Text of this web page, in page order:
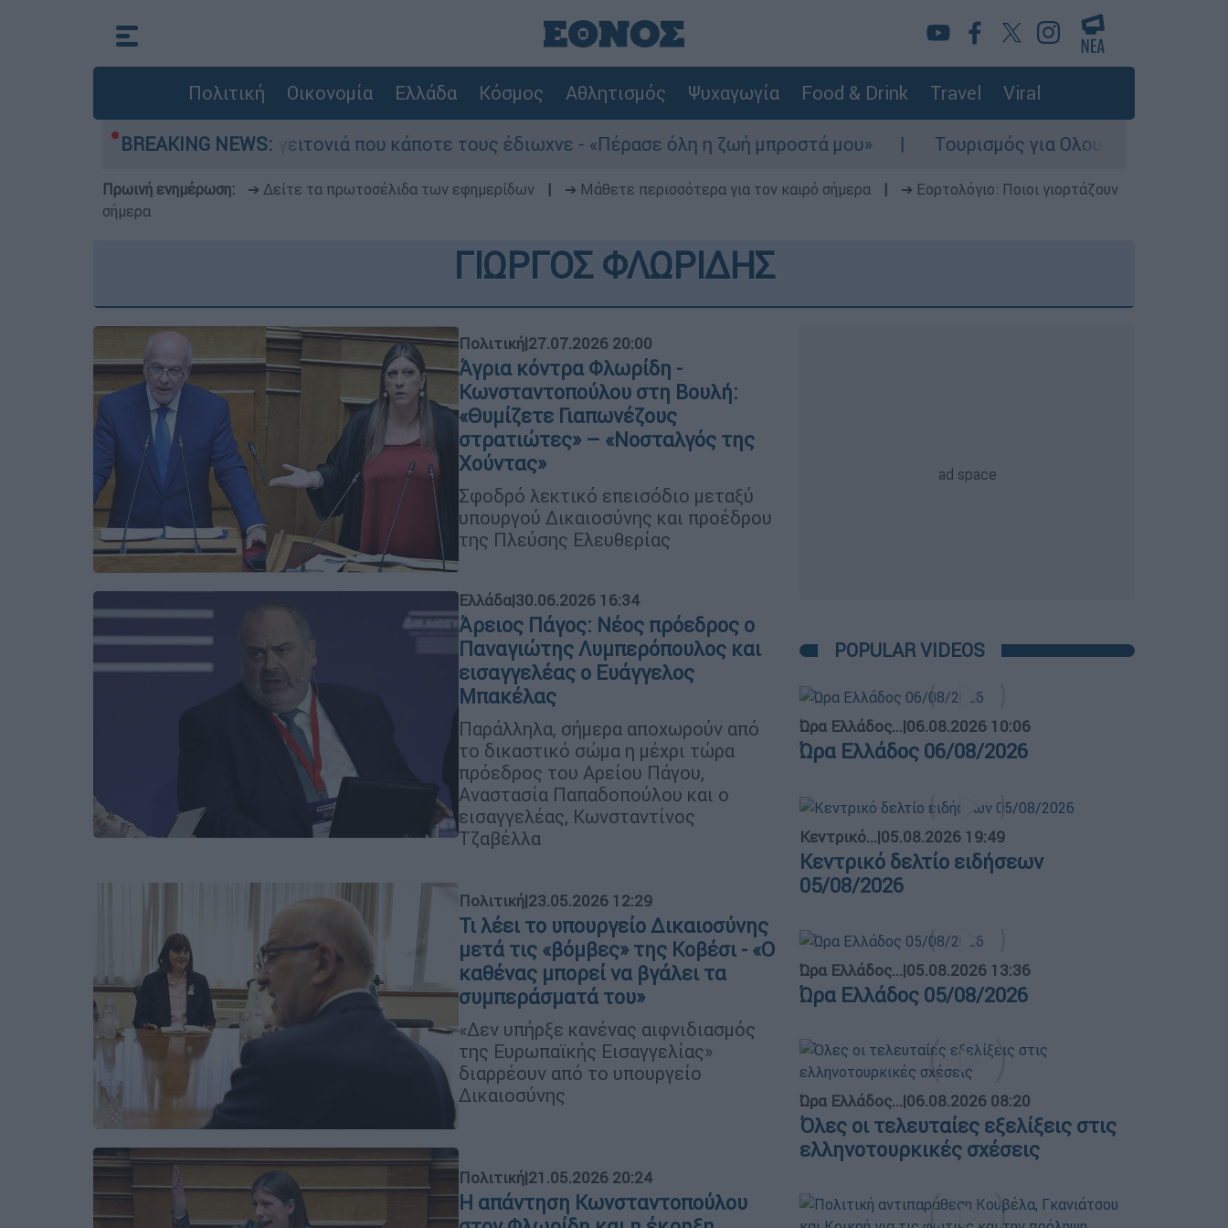
Πολιτική Οικονομία Ελλάδα Κόσμος Αθλητισμός Ψυχαγωγία Food & Drink Travel Viral
BREAKING NEWS:
φωτιά τη γειτονιά που κάποτε τους έδιωχνε - «Πέρασε όλη η ζωή μπροστά μου» Τουρισμός για Ολους 2026-2027: Τα SOS για να
Πρωινή ενημέρωση: ➔ Δείτε τα πρωτοσέλιδα των εφημερίδων ➔ Μάθετε περισσότερα για τον καιρό σήμερα
➔ Εορτολόγιο: Ποιοι γιορτάζουν
σήμερα
ΓΙΩΡΓΟΣ ΦΛΩΡΙΔΗΣ
Πολιτική|27.07.2026 20:00
Άγρια κόντρα Φλωρίδη -
Κωνσταντοπούλου στη Βουλή:
«Θυμίζετε Γιαπωνέζους
στρατιώτες» – «Νοσταλγός της
Χούντας»
Σφοδρό λεκτικό επεισόδιο μεταξύ
υπουργού Δικαιοσύνης και προέδρου
της Πλεύσης Ελευθερίας
Ελλάδα|30.06.2026 16:34
Άρειος Πάγος: Νέος πρόεδρος ο
Παναγιώτης Λυμπερόπουλος και
εισαγγελέας ο Ευάγγελος
Μπακέλας
Παράλληλα, σήμερα αποχωρούν από
το δικαστικό σώμα η μέχρι τώρα
πρόεδρος του Αρείου Πάγου,
Αναστασία Παπαδοπούλου και ο
εισαγγελέας, Κωνσταντίνος
Τζαβέλλα
Πολιτική|23.05.2026 12:29
Τι λέει το υπουργείο Δικαιοσύνης
μετά τις «βόμβες» της Κοβέσι - «Ο
καθένας μπορεί να βγάλει τα
συμπεράσματά του»
«Δεν υπήρξε κανένας αιφνιδιασμός
της Ευρωπαϊκής Εισαγγελίας»
διαρρέουν από το υπουργείο
Δικαιοσύνης
Πολιτική|21.05.2026 20:24
Η απάντηση Κωνσταντοπούλου
POPULAR VIDEOS
Ώρα Ελλάδος...|06.08.2026 10:06
Ώρα Ελλάδος 06/08/2026
Κεντρικό...|05.08.2026 19:49
Κεντρικό δελτίο ειδήσεων
05/08/2026
Ώρα Ελλάδος...|05.08.2026 13:36
Ώρα Ελλάδος 05/08/2026
Ώρα Ελλάδος...|06.08.2026 08:20
Όλες οι τελευταίες εξελίξεις στις
ελληνοτουρκικές σχέσεις